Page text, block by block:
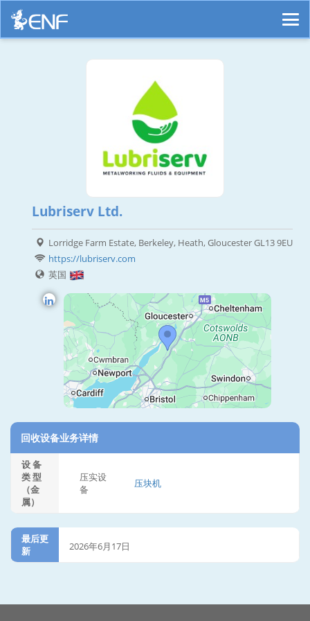
Lubriserv Ltd.
Lorridge Farm Estate, Berkeley, Heath, Gloucester GL13 9EU
https://lubriserv.com
英国
回收设备业务详情
设 备
类 型
（金
属）
压实设
备
压块机
最后更
新
2026年6月17日